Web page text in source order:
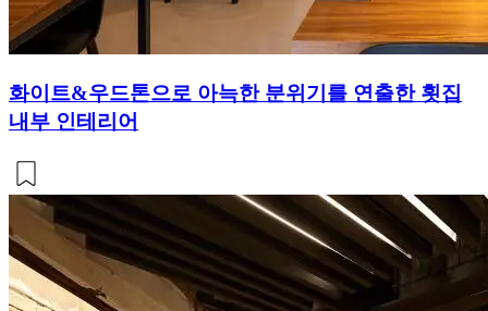
화이트&우드톤으로 아늑한 분위기를 연출한 횟집
내부 인테리어